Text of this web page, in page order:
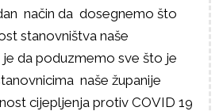
način da dosegnemo što
stanovništva naše
je da poduzmemo sve što je
naše županije
cijepljenja protiv COVID 19